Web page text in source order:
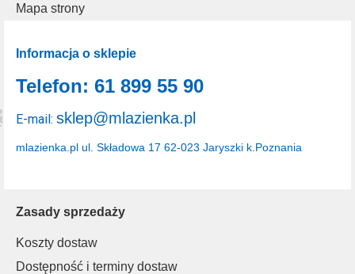
Mapa strony
Zasady sprzedaży
Koszty dostaw
Dostępność i terminy dostaw
Informacja o sklepie
mlazienka.pl ul. Składowa 17 62-023 Jaryszki k.Poznania
Telefon: 61 899 55 90
E-mail: sklep@mlazienka.pl